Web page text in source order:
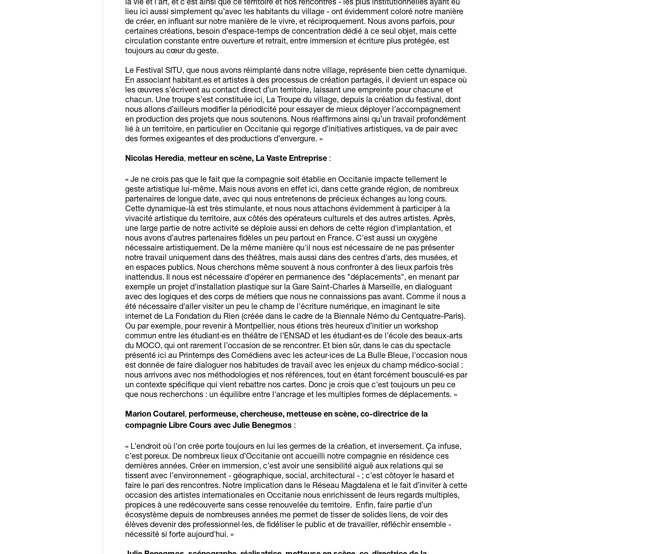
lieu ici aussi simplement qu’avec les habitants du village - ont évidemment coloré notre manière
de créer, en influant sur notre manière de le vivre, et réciproquement. Nous avons parfois, pour
certaines créations, besoin d’espace-temps de concentration dédié à ce seul objet, mais cette
circulation constante entre ouverture et retrait, entre immersion et écriture plus protégée, est
toujours au cœur du geste.
Le Festival SITU, que nous avons réimplanté dans notre village, représente bien cette dynamique.
En associant habitant.es et artistes à des processus de création partagés, il devient un espace où
les œuvres s’écrivent au contact direct d’un territoire, laissant une empreinte pour chacune et
chacun. Une troupe s’est constituée ici, La Troupe du village, depuis la création du festival, dont
nous allons d’ailleurs modifier la périodicité pour essayer de mieux déployer l’accompagnement
en production des projets que nous soutenons. Nous réaffirmons ainsi qu’un travail profondément
lié à un territoire, en particulier en Occitanie qui regorge d’initiatives artistiques, va de pair avec
des formes exigeantes et des productions d’envergure. »
Nicolas Heredia, metteur en scène, La Vaste Entreprise:
« Je ne crois pas que le fait que la compagnie soit établie en Occitanie impacte tellement le
geste artistique lui-même. Mais nous avons en effet ici, dans cette grande région, de nombreux
partenaires de longue date, avec qui nous entretenons de précieux échanges au long cours.
Cette dynamique-là est très stimulante, et nous nous attachons évidemment à participer à la
vivacité artistique du territoire, aux côtés des opérateurs culturels et des autres artistes. Après,
une large partie de notre activité se déploie aussi en dehors de cette région d'implantation, et
nous avons d’autres partenaires fidèles un peu partout en France. C'est aussi un oxygène
nécessaire artistiquement. De la même manière qu'il nous est nécessaire de ne pas présenter
notre travail uniquement dans des théâtres, mais aussi dans des centres d'arts, des musées, et
en espaces publics. Nous cherchons même souvent à nous confronter à des lieux parfois très
inattendus. Il nous est nécessaire d'opérer en permanence des "déplacements", en menant par
exemple un projet d'installation plastique sur la Gare Saint-Charles à Marseille, en dialoguant
avec des logiques et des corps de métiers que nous ne connaissions pas avant. Comme il nous a
été nécessaire d'aller visiter un peu le champ de l'écriture numérique, en imaginant le site
internet de La Fondation du Rien (créée dans le cadre de la Biennale Némo du Centquatre-Paris).
Ou par exemple, pour revenir à Montpellier, nous étions très heureux d’initier un workshop
commun entre les étudiant·es en théâtre de l’ENSAD et les étudiant·es de l’école des beaux-arts
du MOCO, qui ont rarement l’occasion de se rencontrer. Et bien sûr, dans le cas du spectacle
présenté ici au Printemps des Comédiens avec les acteur·ices de La Bulle Bleue, l'occasion nous
est donnée de faire dialoguer nos habitudes de travail avec les enjeux du champ médico-social :
nous arrivons avec nos méthodologies et nos références, tout en étant forcément bousculé·es par
un contexte spécifique qui vient rebattre nos cartes. Donc je crois que c'est toujours un peu ce
que nous recherchons : un équilibre entre l'ancrage et les multiples formes de déplacements. »
Marion Coutarel, performeuse, chercheuse, metteuse en scène, co-directrice de la
compagnie Libre Cours avec Julie Benegmos :
« L’endroit où l’on crée porte toujours en lui les germes de la création, et inversement. Ça infuse,
c’est poreux. De nombreux lieux d’Occitanie ont accueilli notre compagnie en résidence ces
dernières années. Créer en immersion, c’est avoir une sensibilité aiguë aux relations qui se
tissent avec l’environnement - géographique, social, architectural - ; c’est côtoyer le hasard et
faire le pari des rencontres. Notre implication dans le Réseau Magdalena et le fait d’inviter à cette
occasion des artistes internationales en Occitanie nous enrichissent de leurs regards multiples,
propices à une redécouverte sans cesse renouvelée du territoire. Enfin, faire partie d’un
écosystème depuis de nombreuses années me permet de tisser de solides liens, de voir des
élèves devenir des professionnel·les, de fidéliser le public et de travailler, réfléchir ensemble -
nécessité si forte aujourd'hui. »